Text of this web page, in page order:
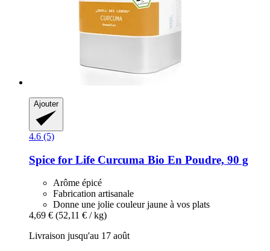
Ajouter
4.6 (5)
Spice for Life Curcuma Bio En Poudre, 90 g
Arôme épicé
Fabrication artisanale
Donne une jolie couleur jaune à vos plats
4,69 € (52,11 € / kg)
Livraison jusqu'au 17 août